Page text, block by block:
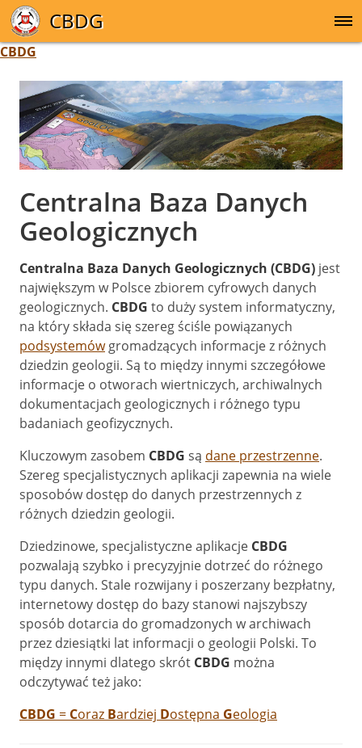
CBDG
CBDG
Centralna Baza Danych
Geologicznych
Centralna Baza Danych Geologicznych (CBDG) jest
największym w Polsce zbiorem cyfrowych danych
geologicznych. CBDG to duży system informatyczny,
na który składa się szereg ściśle powiązanych
podsystemówgromadzących informacje z różnych
dziedzin geologii. Są to między innymi szczegółowe
informacje o otworach wiertniczych, archiwalnych
dokumentacjach geologicznych i różnego typu
badaniach geofizycznych.
Kluczowym zasobem CBDG są dane przestrzenne.
Szereg specjalistycznych aplikacji zapewnia na wiele
sposobów dostęp do danych przestrzennych z
różnych dziedzin geologii.
Dziedzinowe, specjalistyczne aplikacje CBDG
pozwalają szybko i precyzyjnie dotrzeć do różnego
typu danych. Stale rozwijany i poszerzany bezpłatny,
internetowy dostęp do bazy stanowi najszybszy
sposób dotarcia do gromadzonych w archiwach
przez dziesiątki lat informacji o geologii Polski. To
między innymi dlatego skrót CBDG można
odczytywać też jako:
CBDG = Coraz Bardziej Dostępna Geologia